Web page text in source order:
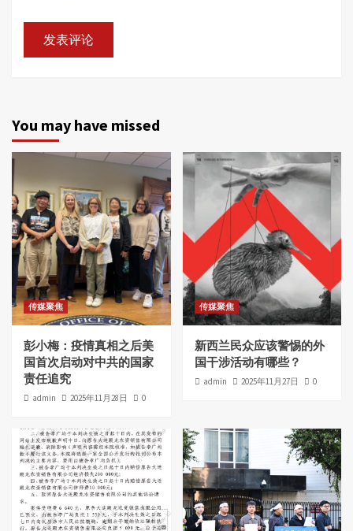
You may have missed
传媒聚焦
彭小梅：疫情真相之后美
国首次启动对中共的国家
责任追究
admin 2025年11月28日 0
传媒聚焦
新西兰民众应该警惕的外
国干涉活动有哪些？
admin 2025年11月27日 0